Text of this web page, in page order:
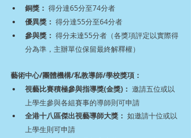
銅獎： 得分達65分至74分者
優異獎： 得分達55分至64分者
參與獎： 得分未達55分者（各獎項評定以實際得
分為準，主辦單位保留最終解釋權）
藝術中心/團體機構/私教導師/學校獎項：
視藝比賽積極參與指導獎(金獎)： 邀請五位或以
上學生參與各組賽事的導師則可申請
全港十八區傑出視藝導師大獎： 如邀請十位或以
上學生則可申請